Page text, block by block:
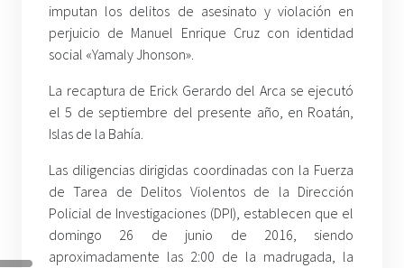
imputan los delitos de asesinato y violación en
perjuicio de Manuel Enrique Cruz con identidad
social «Yamaly Jhonson».
La recaptura de Erick Gerardo del Arca se ejecutó
el 5 de septiembre del presente año, en Roatán,
Islas de la Bahía.
Las diligencias dirigidas coordinadas con la Fuerza
de Tarea de Delitos Violentos de la Dirección
Policial de Investigaciones (DPI), establecen que el
domingo 26 de junio de 2016, siendo
aproximadamente las 2:00 de la madrugada, la